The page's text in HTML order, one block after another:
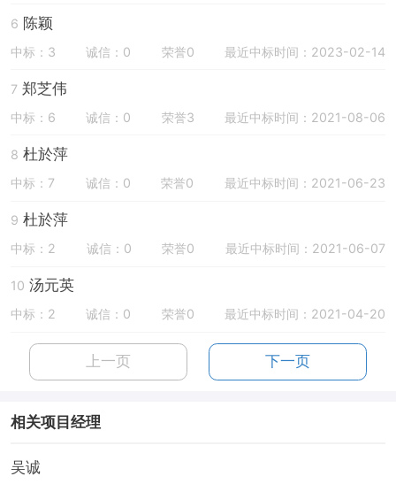
6 陈颖
中标：3 诚信：0 荣誉0 最近中标时间：2023-02-14
7 郑芝伟
中标：6 诚信：0 荣誉3 最近中标时间：2021-08-06
8 杜於萍
中标：7 诚信：0 荣誉0 最近中标时间：2021-06-23
9 杜於萍
中标：2 诚信：0 荣誉0 最近中标时间：2021-06-07
10 汤元英
中标：2 诚信：0 荣誉0 最近中标时间：2021-04-20
上一页 下一页
相关项目经理
吴诚